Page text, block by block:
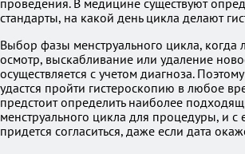
проведения. В медицине существуют
стандарты, на какой день цикла делают
Выбор фазы менструального цикла, когда
осмотр, выскабливание или удаление
осуществляется с учетом диагноза.
удастся пройти гистероскопию в любое
предстоит определить наиболее
менструального цикла для процедуры, и с
придется согласиться, даже если дата